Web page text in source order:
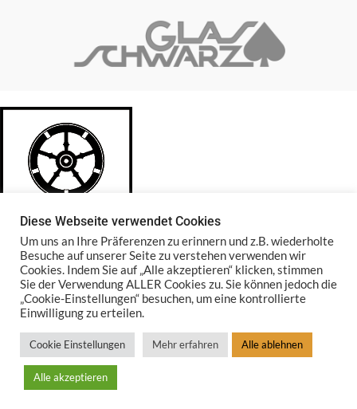
Glasstadt Rattenberg
Südtirolerstr. 28 | 6240 Rattenberg
Telefon: +43 5337 66098
E-Mail: info@glas-schwarz.at
Diese Webseite verwendet Cookies
Um uns an Ihre Präferenzen zu erinnern und z.B. wiederholte
Besuche auf unserer Seite zu verstehen verwenden wir
Cookies. Indem Sie auf „Alle akzeptieren“ klicken, stimmen
Sie der Verwendung ALLER Cookies zu. Sie können jedoch die
„Cookie-Einstellungen“ besuchen, um eine kontrollierte
Einwilligung zu erteilen.
Cookie Einstellungen Mehr erfahren Alle ablehnen
Alle akzeptieren